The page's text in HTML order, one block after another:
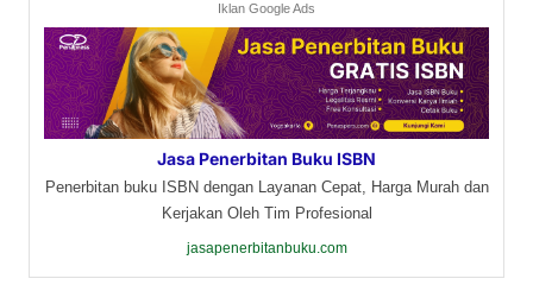
Iklan Google Ads
Jasa Penerbitan Buku ISBN
Penerbitan buku ISBN dengan Layanan Cepat, Harga Murah dan
Kerjakan Oleh Tim Profesional
jasapenerbitanbuku.com